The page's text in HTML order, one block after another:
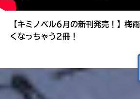
【キミノベル6月の新刊発売！】梅
くなっちゃう2冊！